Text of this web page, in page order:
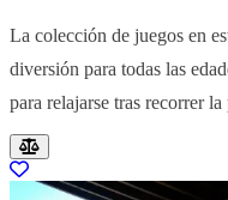
La colección de juegos en
diversión para todas las
para relajarse tras recorrer
Resultados del